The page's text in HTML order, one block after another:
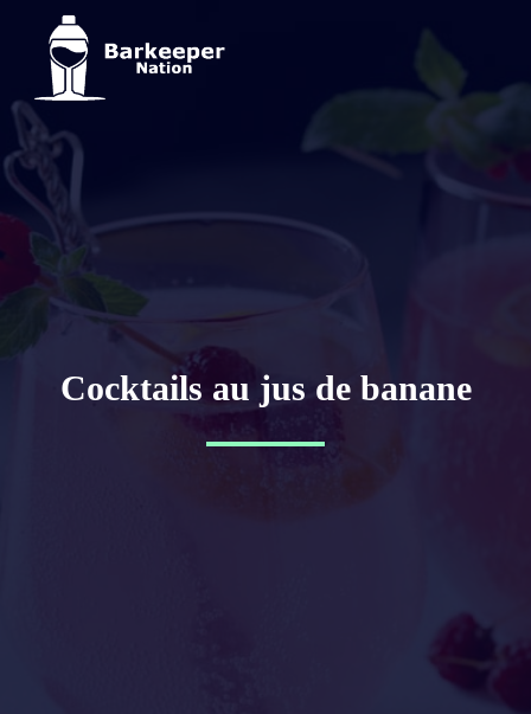
Cocktails au jus de banane